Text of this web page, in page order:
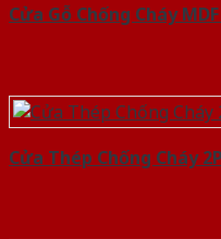
Cửa Gỗ Chống Cháy
Cửa Thép Chống Cháy